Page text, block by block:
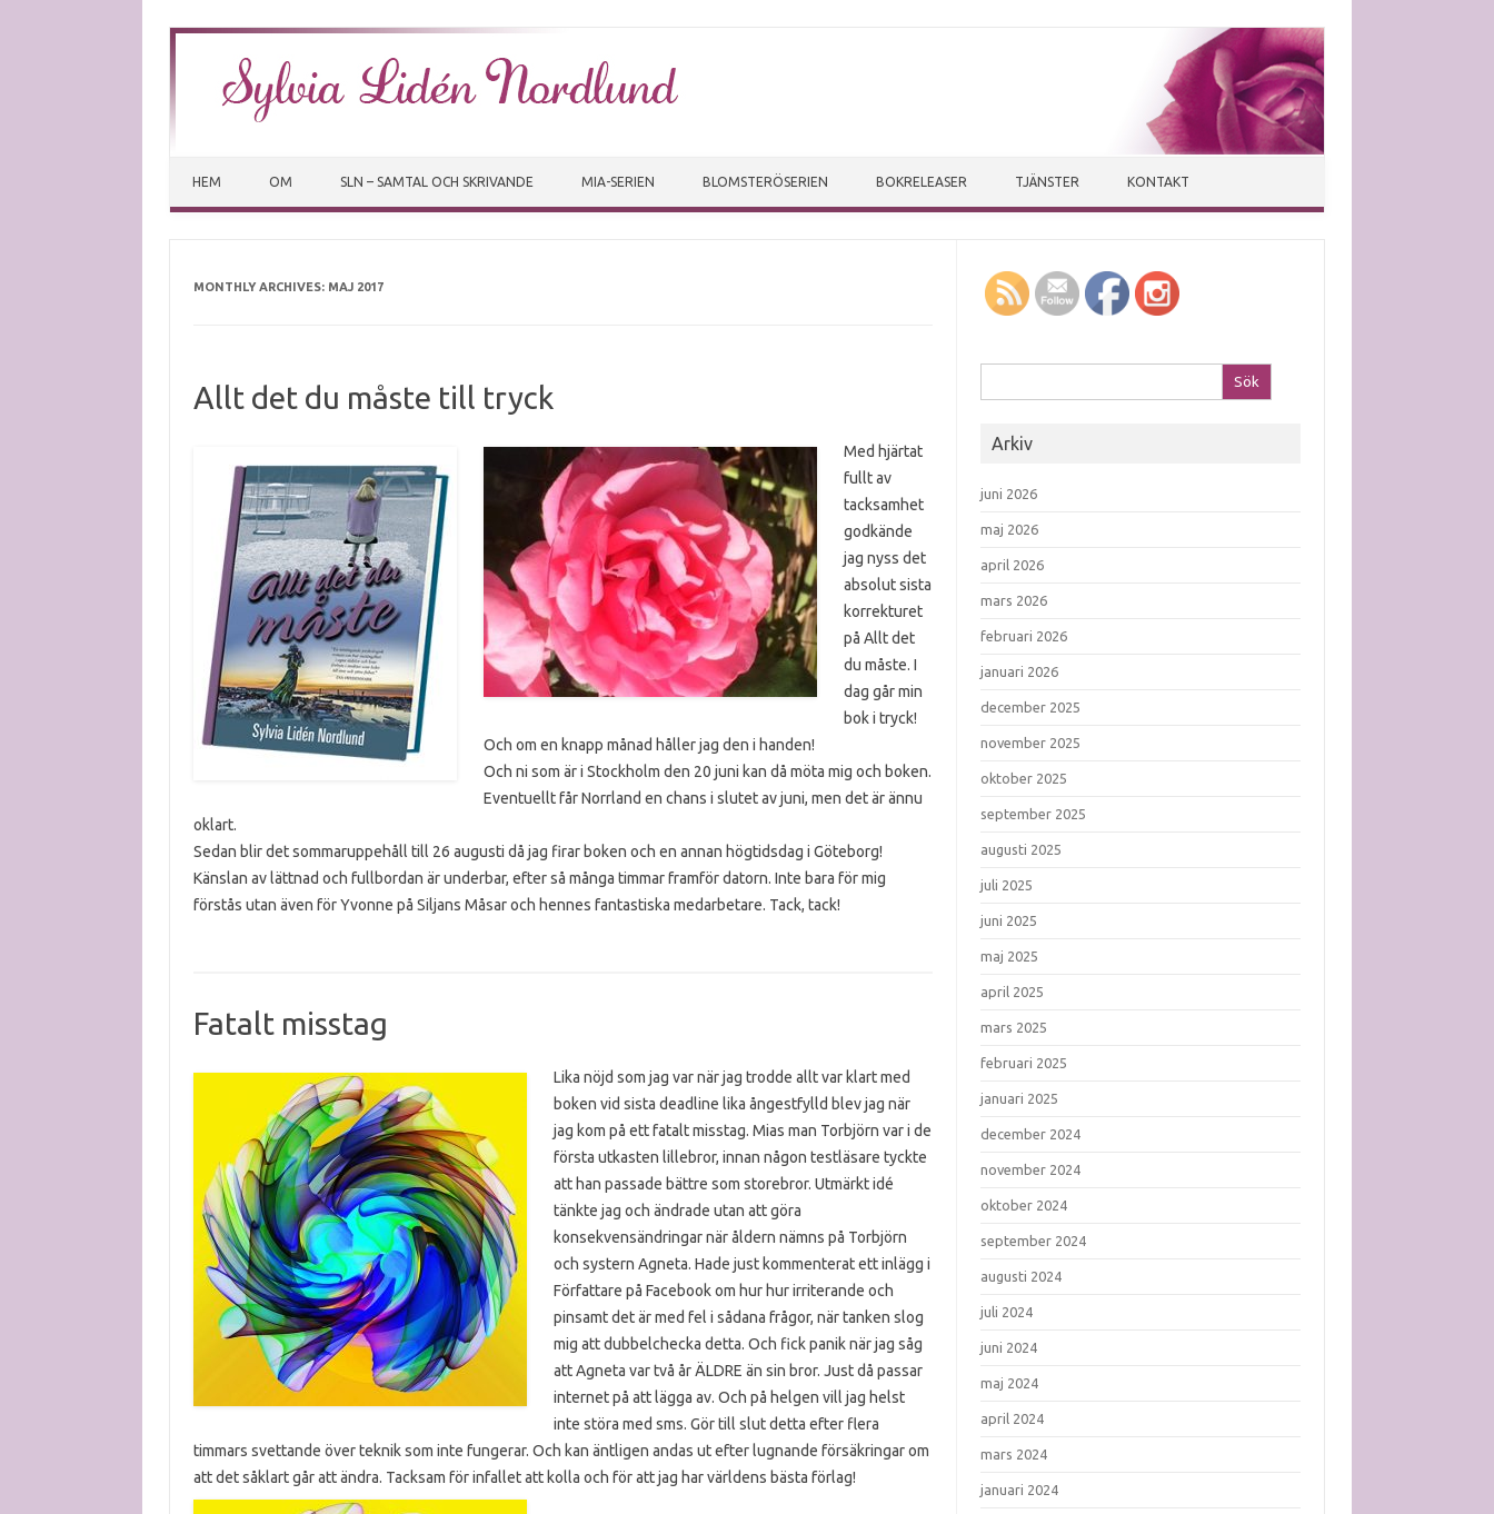
HEM OM SLN – SAMTAL OCH SKRIVANDE MIA-SERIEN BLOMSTERÖSERIEN BOKRELEASER TJÄNSTER KONTAKT
MONTHLY ARCHIVES: MAJ 2017
Allt det du måste till tryck
Med hjärtat
fullt av
tacksamhet
godkände
jag nyss det
absolut sista
korrekturet
på Allt det
du måste. I
dag går min
bok i tryck!
Och om en knapp månad håller jag den i handen!
Och ni som är i Stockholm den 20 juni kan då möta mig och boken.
Eventuellt får Norrland en chans i slutet av juni, men det är ännu
oklart.
Sedan blir det sommaruppehåll till 26 augusti då jag firar boken och en annan högtidsdag i Göteborg!
Känslan av lättnad och fullbordan är underbar, efter så många timmar framför datorn. Inte bara för mig
förstås utan även för Yvonne på Siljans Måsar och hennes fantastiska medarbetare. Tack, tack!
Fatalt misstag
Lika nöjd som jag var när jag trodde allt var klart med
boken vid sista deadline lika ångestfylld blev jag när
jag kom på ett fatalt misstag. Mias man Torbjörn var i de
första utkasten lillebror, innan någon testläsare tyckte
att han passade bättre som storebror. Utmärkt idé
tänkte jag och ändrade utan att göra
konsekvensändringar när åldern nämns på Torbjörn
och systern Agneta. Hade just kommenterat ett inlägg i
Författare på Facebook om hur hur irriterande och
pinsamt det är med fel i sådana frågor, när tanken slog
mig att dubbelchecka detta. Och fick panik när jag såg
att Agneta var två år ÄLDRE än sin bror. Just då passar
internet på att lägga av. Och på helgen vill jag helst
inte störa med sms. Gör till slut detta efter flera
timmars svettande över teknik som inte fungerar. Och kan äntligen andas ut efter lugnande försäkringar om
att det såklart går att ändra. Tacksam för infallet att kolla och för att jag har världens bästa förlag!
Arkiv
juni 2026
maj 2026
april 2026
mars 2026
februari 2026
januari 2026
december 2025
november 2025
oktober 2025
september 2025
augusti 2025
juli 2025
juni 2025
maj 2025
april 2025
mars 2025
februari 2025
januari 2025
december 2024
november 2024
oktober 2024
september 2024
augusti 2024
juli 2024
juni 2024
maj 2024
april 2024
mars 2024
januari 2024